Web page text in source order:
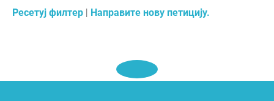
Ресетуј филтер | Направите нову петицију.